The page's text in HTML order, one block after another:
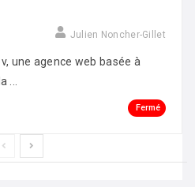
Julien Noncher-Gillet
une agence web basée à
...
Fermé